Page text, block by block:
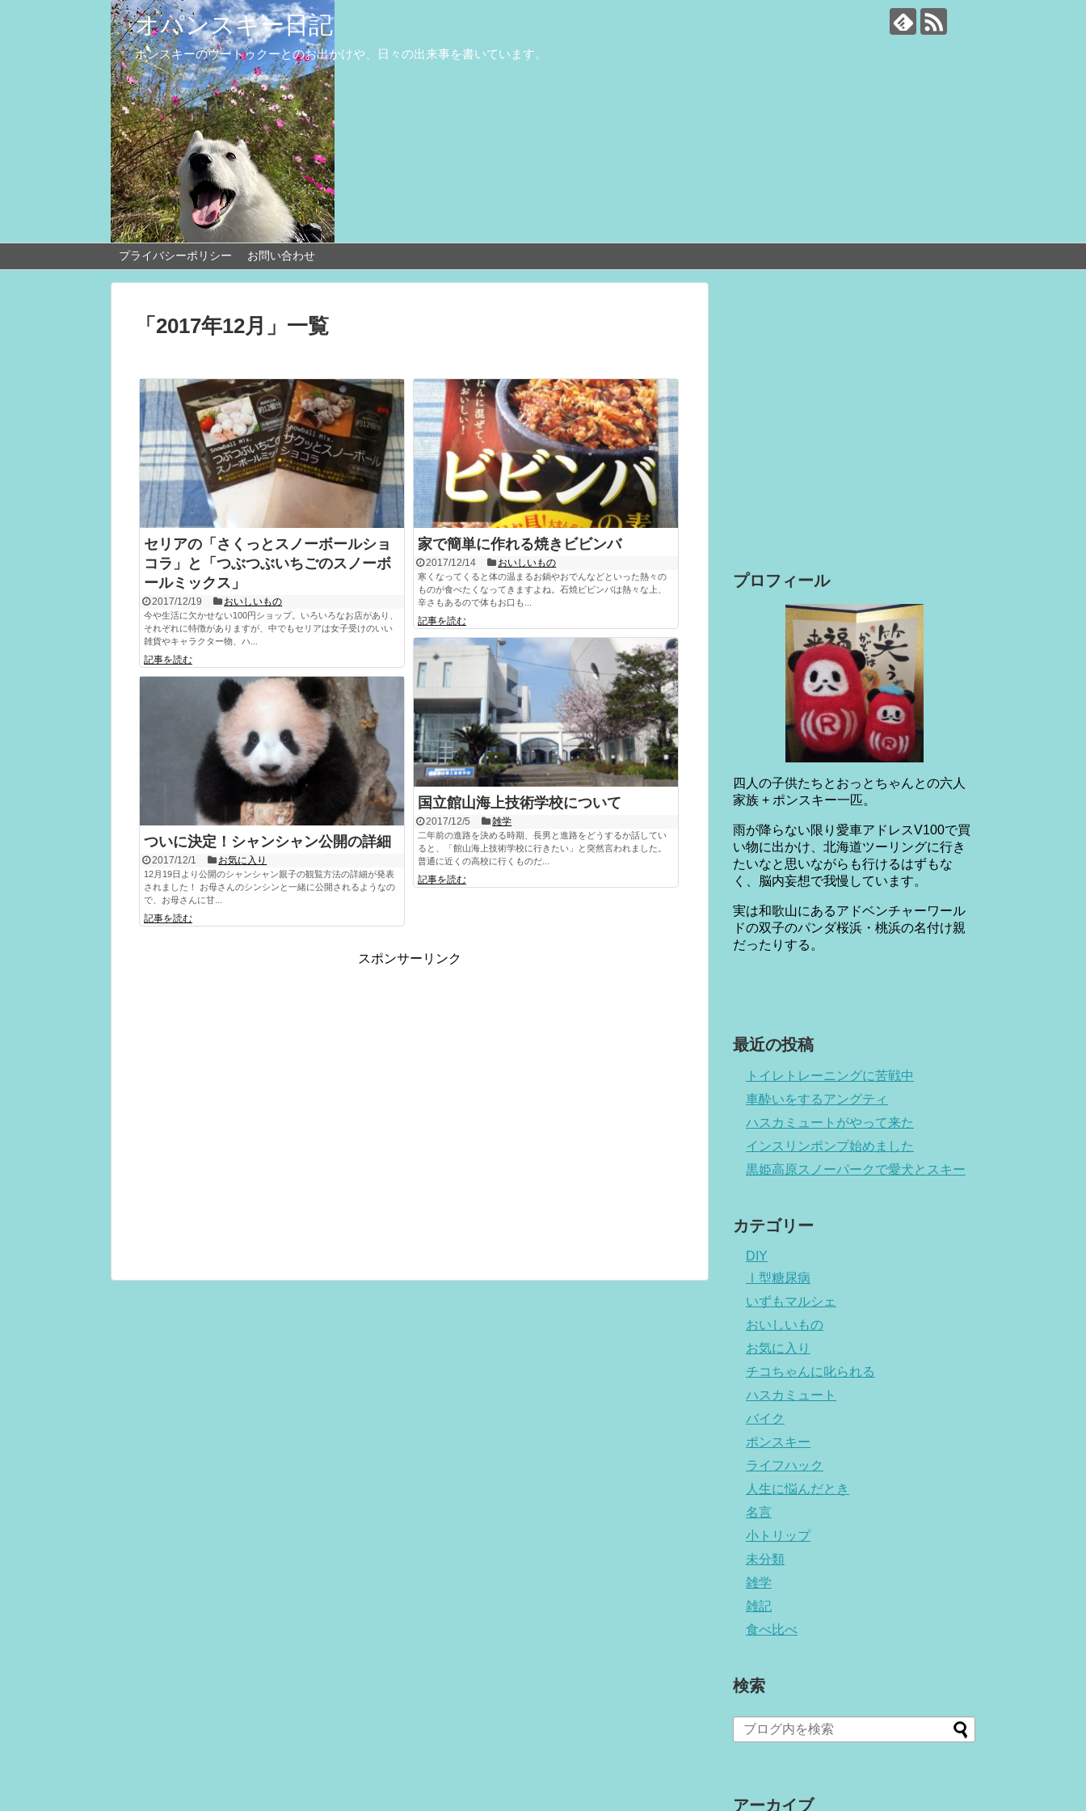
オパンスキー日記
ポンスキーのウートゥクーとのお出かけや、日々の出来事を書いています。
プライバシーポリシー お問い合わせ
「 2017年12月 」 一覧
セリアの「さくっとスノーボールショ
コラ」と「つぶつぶいちごのスノーボ
ールミックス」
2017/12/19 おいしいもの
今や生活に欠かせない100円ショップ。いろいろなお店があり、
それぞれに特徴がありますが、中でもセリアは女子受けのいい
雑貨やキャラクター物、ハ...
記事を読む
家で簡単に作れる焼きビビンバ
2017/12/14 おいしいもの
寒くなってくると体の温まるお鍋やおでんなどといった熱々の
ものが食べたくなってきますよね。石焼ビビンバは熱々な上、
辛さもあるので体もお口も...
記事を読む
国立館山海上技術学校について
2017/12/5 雑学
二年前の進路を決める時期、長男と進路をどうするか話してい
ると、「館山海上技術学校に行きたい」と突然言われました。
普通に近くの高校に行くものだ...
記事を読む
ついに決定！シャンシャン公開の詳細
2017/12/1 お気に入り
12月19日より公開のシャンシャン親子の観覧方法の詳細が発表
されました！ お母さんのシンシンと一緒に公開されるようなの
で、お母さんに甘...
記事を読む
スポンサーリンク
プロフィール
四人の子供たちとおっとちゃんとの六人
家族 + ポンスキー一匹。
雨が降らない限り愛車アドレスV100で買
い物に出かけ、北海道ツーリングに行き
たいなと思いながらも行けるはずもな
く、脳内妄想で我慢しています。
実は和歌山にあるアドベンチャーワール
ドの双子のパンダ桜浜・桃浜の名付け親
だったりする。
最近の投稿
トイレトレーニングに苦戦中
車酔いをするアングティ
ハスカミュートがやって来た
インスリンポンプ始めました
黒姫高原スノーパークで愛犬とスキー
カテゴリー
DIY
Ⅰ型糖尿病
いずもマルシェ
おいしいもの
お気に入り
チコちゃんに叱られる
ハスカミュート
バイク
ポンスキー
ライフハック
人生に悩んだとき
名言
小トリップ
未分類
雑学
雑記
食べ比べ
検索
アーカイブ